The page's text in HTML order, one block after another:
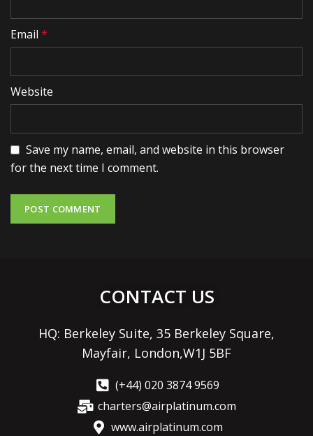
Email *
Website
Save my name, email, and website in this browser
for the next time I comment.
CONTACT US
HQ: Berkeley Suite, 35 Berkeley Square,
Mayfair, London,W1J 5BF
(+44) 020 3874 9569
charters@airplatinum.com
www.airplatinum.com